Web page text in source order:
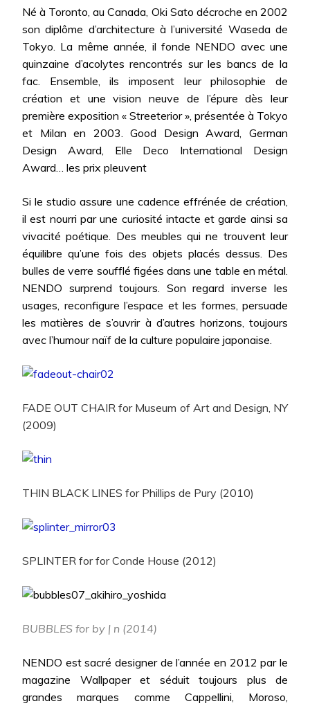
Né à Toronto, au Canada, Oki Sato décroche en 2002
son diplôme d’architecture à l’université Waseda de
Tokyo. La même année, il fonde NENDO avec une
quinzaine d’acolytes rencontrés sur les bancs de la
fac. Ensemble, ils imposent leur philosophie de
création et une vision neuve de l’épure dès leur
première exposition « Streeterior », présentée à Tokyo
et Milan en 2003. Good Design Award, German
Design Award, Elle Deco International Design
Award… les prix pleuvent
Si le studio assure une cadence effrénée de création,
il est nourri par une curiosité intacte et garde ainsi sa
vivacité poétique. Des meubles qui ne trouvent leur
équilibre qu’une fois des objets placés dessus. Des
bulles de verre soufflé figées dans une table en métal.
NENDO surprend toujours. Son regard inverse les
usages, reconfigure l’espace et les formes, persuade
les matières de s’ouvrir à d’autres horizons, toujours
avec l’humour naïf de la culture populaire japonaise.
FADE OUT CHAIR for Museum of Art and Design, NY
(2009)
THIN BLACK LINES for Phillips de Pury (2010)
SPLINTER for for Conde House (2012)
BUBBLES for by | n (2014)
NENDO est sacré designer de l’année en 2012 par le
magazine Wallpaper et séduit toujours plus de
grandes marques comme Cappellini, Moroso,